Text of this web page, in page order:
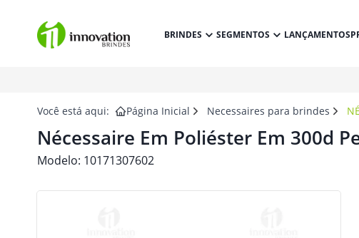
BRINDES SEGMENTOS LANÇAMENTOS
Você está aqui: Página Inicial Necessaires para brindes
Nécessaire Em Poliéster Em 300d
Modelo: 10171307602